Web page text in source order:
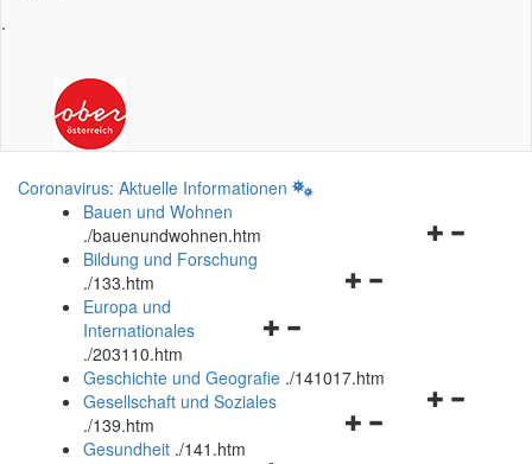
.
Coronavirus: Aktuelle Informationen
Bauen und Wohnen
./bauenundwohnen.htm
Navigationsmenü
Bildung und Forschung
./133.htm
Navigationsmenü
und
schließen
Europa und
Internationales
./203110.htm
Geschichte und Geografie ./141017.htm
Navigationsmenü
Gesellschaft und Soziales
./139.htm
Gesundheit ./141.htm